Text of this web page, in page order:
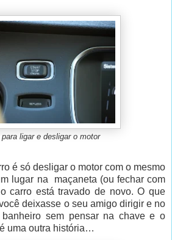
ligar e desligar o motor
é só desligar o motor com o mesmo
lugar na maçaneta (ou fechar com
carro está travado de novo. O que
deixasse o seu amigo dirigir e no
sem pensar na chave e o
uma outra história…